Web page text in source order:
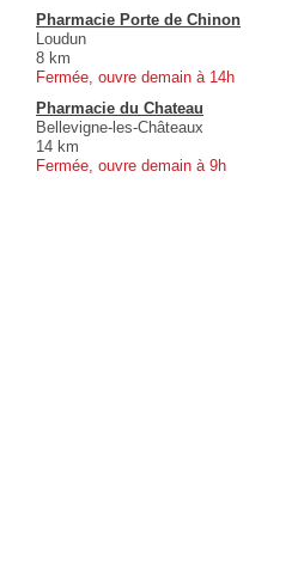
Pharmacie Porte de Chinon
Loudun
8 km
Fermée, ouvre demain à 14h
Pharmacie du Chateau
Bellevigne-les-Châteaux
14 km
Fermée, ouvre demain à 9h